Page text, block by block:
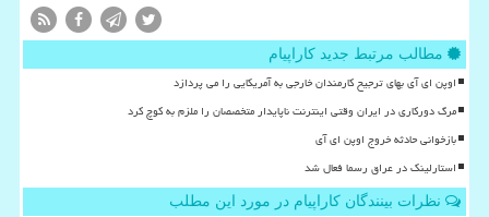
مطالب مرتبط جدید کاراپیام
اوپن ای آی بهای ترجیح کارمندان خارجی به آمریکایی را می پردازد
مرگ دورکاری در ایران وقتی اینترنت ناپایدار متخصصان را ملزم به کوچ کرد
بازخوانی حادثه خروج اوپن ای آی
استارلینک در عراق رسما فعال شد
نظرات بینندگان کاراپیام در مورد این مطلب